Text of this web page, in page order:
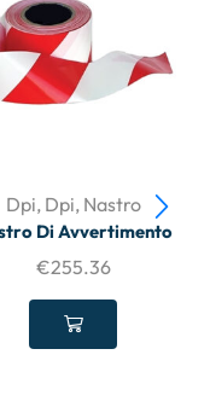
Dpi, Dpi, Nastro
Di Avvertimento
€255.36